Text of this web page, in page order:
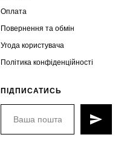
Оплата
Повернення та обмін
Угода користувача
Політика конфіденційності
ПІДПИСАТИСЬ